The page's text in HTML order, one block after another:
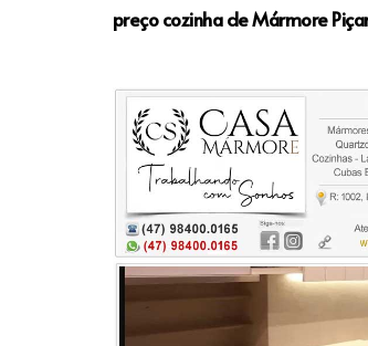
preço cozinha de Mármore